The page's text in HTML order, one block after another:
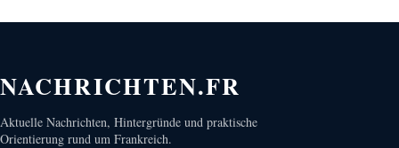
NACHRICHTEN.FR
Aktuelle Nachrichten, Hintergründe und praktische
Orientierung rund um Frankreich.